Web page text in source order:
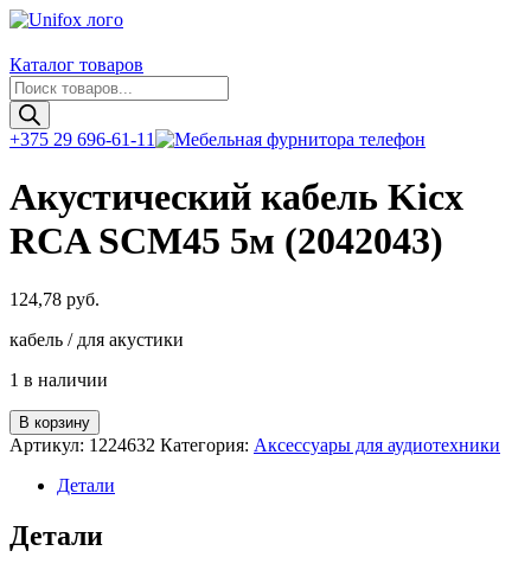
Каталог товаров
Поиск
товаров
+375 29 696-61-11
Акустический кабель Kicx
RCA SCM45 5м (2042043)
124,78 руб.
кабель / для акустики
1 в наличии
Количество
товара
Акустический
кабель
RCA
SCM45
В корзину
Артикул: 1224632 Категория: Аксессуары для аудиотехники
Детали
Детали